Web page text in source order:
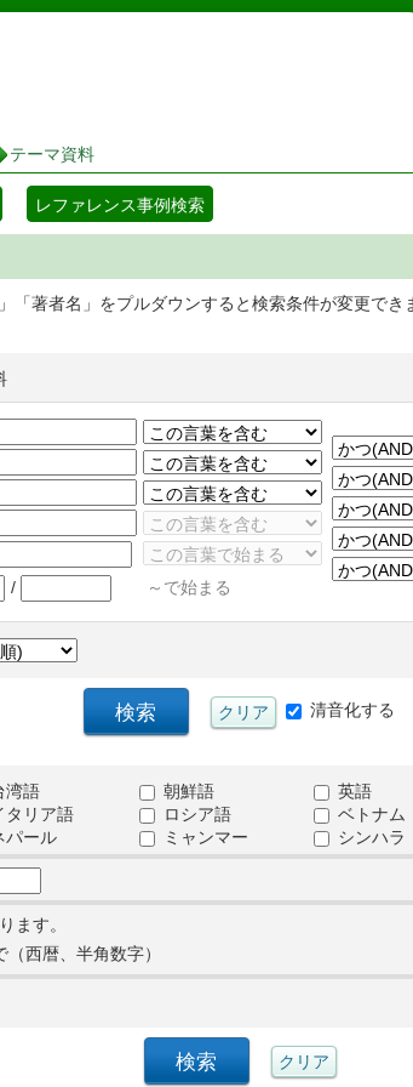
岡県立図書館 蔵書検索・予約システム
テーマ資料
レファレンス事例検索
著者名」をプルダウンすると検索条件が変更でき
/ ～で始まる
清音化する
湾語 朝鮮語 英語
タリア語 ロシア語 ベトナム
パール ミャンマー シンハラ
ます。
（西暦、半角数字）